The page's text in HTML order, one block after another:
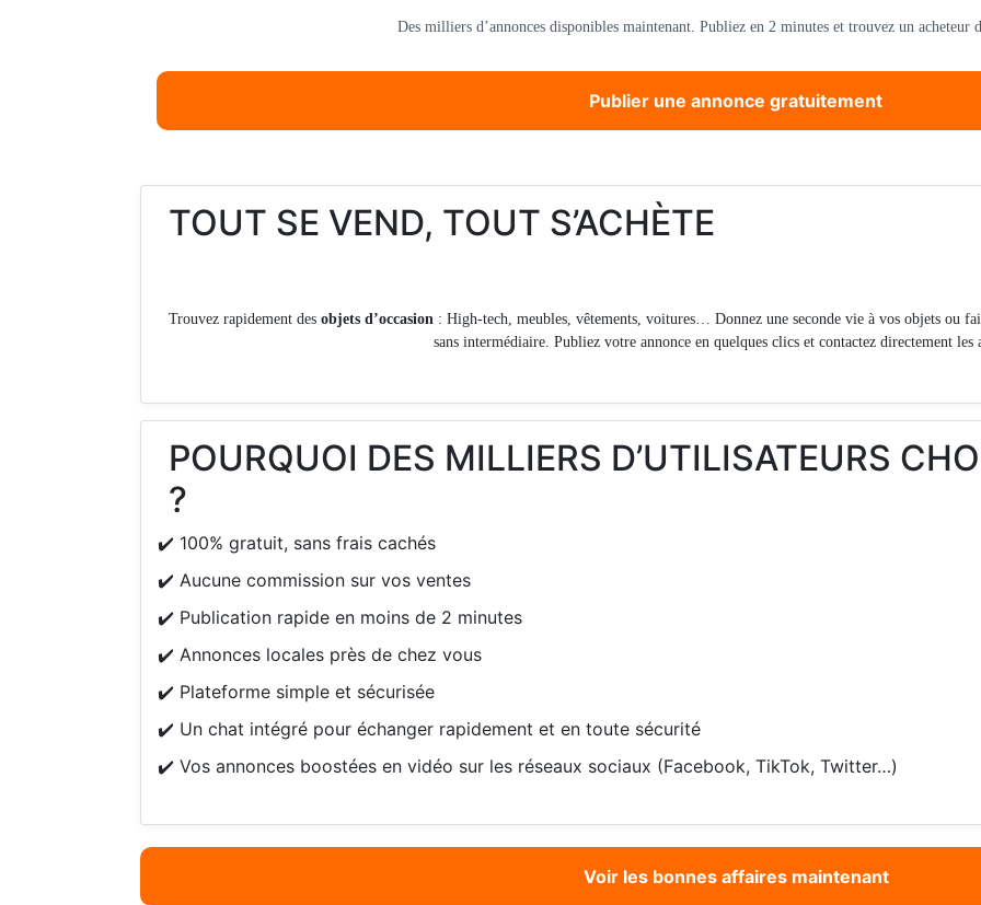
Des milliers d’annonces disponibles maintenant. Publiez en 2 minutes et trouvez un acheteur
Publier une annonce gratuitement
TOUT SE VEND, TOUT S’ACHÈTE
Trouvez rapidement des objets d’occasion : High-tech, meubles, vêtements, voitures… Donnez une seconde vie à vos objets ou
sans intermédiaire. Publiez votre annonce en quelques clics et contactez directement les
POURQUOI DES MILLIERS D’UTILISATEURS
?
✔️ 100% gratuit, sans frais cachés
✔️ Aucune commission sur vos ventes
✔️ Publication rapide en moins de 2 minutes
✔️ Annonces locales près de chez vous
✔️ Plateforme simple et sécurisée
✔️ Un chat intégré pour échanger rapidement et en toute sécurité
✔️ Vos annonces boostées en vidéo sur les réseaux sociaux (Facebook, TikTok, Twitter…)
Voir les bonnes affaires maintenant